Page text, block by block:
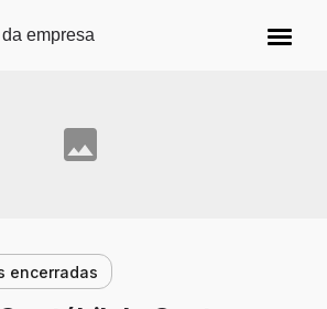
principal
empresa
encerradas